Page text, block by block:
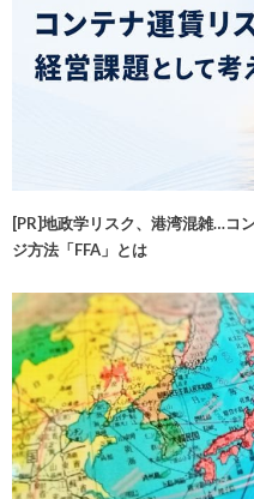
[PR]地政学リスク、港湾混雑…コ
ジ方法「FFA」とは